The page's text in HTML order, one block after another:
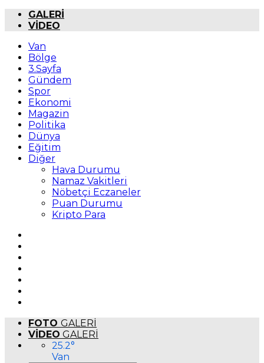
GALERİ
VİDEO
Van
Bölge
3.Sayfa
Gündem
Spor
Ekonomi
Magazin
Politika
Dünya
Eğitim
Diğer
Hava Durumu
Namaz Vakitleri
Nöbetçi Eczaneler
Puan Durumu
Kripto Para
FOTO GALERİ
VİDEO GALERİ
25.2°
Van